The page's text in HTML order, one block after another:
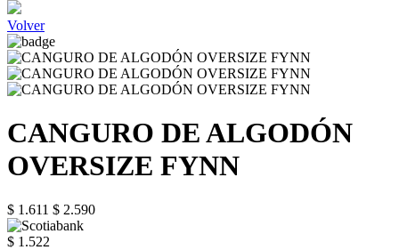
Volver
CANGURO DE ALGODÓN
OVERSIZE FYNN
$ 1.611 $ 2.590
$ 1.522